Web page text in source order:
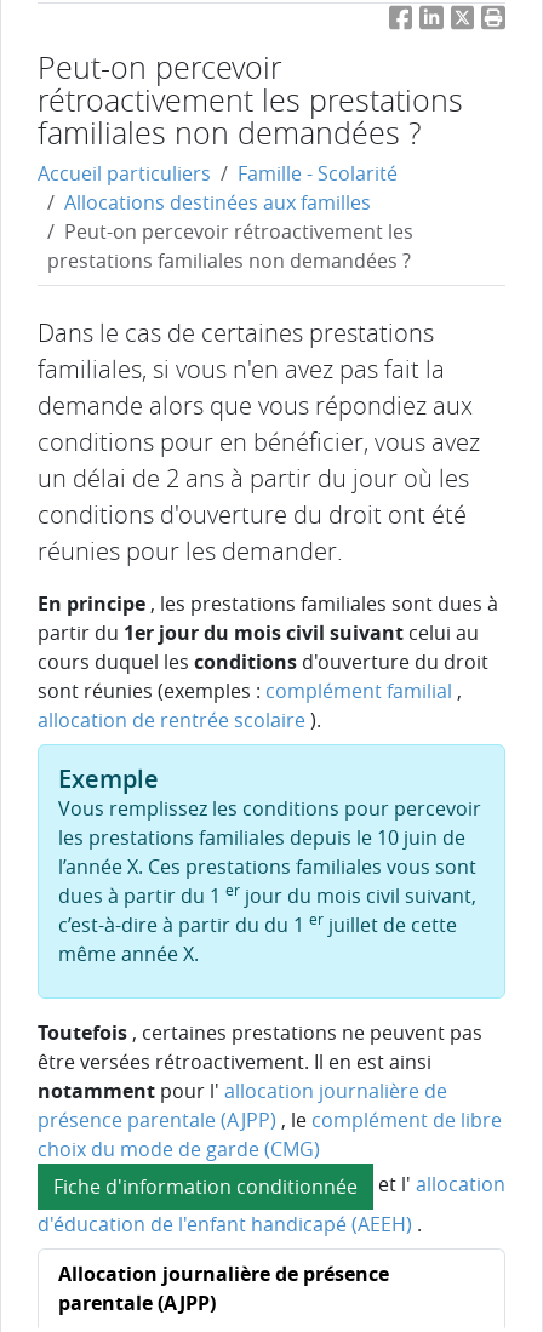
FacebookLinkedIn
Twitter
Peut-on percevoir
rétroactivement les prestations
familiales non demandées ?
Accueil particuliers
Famille - Scolarité
Allocations destinées aux familles
Peut-on percevoir rétroactivement les
prestations familiales non demandées ?
Dans le cas de certaines prestations
familiales, si vous n'en avez pas fait la
demande alors que vous répondiez aux
conditions pour en bénéficier, vous avez
un délai de 2 ans à partir du jour où les
conditions d'ouverture du droit ont été
réunies pour les demander.
En principe , les prestations familiales sont dues à
partir du 1er jour du mois civil suivant celui au
cours duquel les conditions d'ouverture du droit
sont réunies (exemples : complément familial ,
allocation de rentrée scolaire).
Exemple
Vous remplissez les conditions pour percevoir
les prestations familiales depuis le 10 juin de
l’année X. Ces prestations familiales vous sont
dues à partir du 1 er jour du mois civil suivant,
c’est-à-dire à partir du du 1 er juillet de cette
même année X.
Toutefois , certaines prestations ne peuvent pas
être versées rétroactivement. Il en est ainsi
notamment pour l' allocation journalière de
présence parentale (AJPP) , le complément de libre
choix du mode de garde (CMG)
Fiche d'information conditionnée
et l' allocation
d'éducation de l'enfant handicapé (AEEH) .
Allocation journalière de présence
parentale (AJPP)